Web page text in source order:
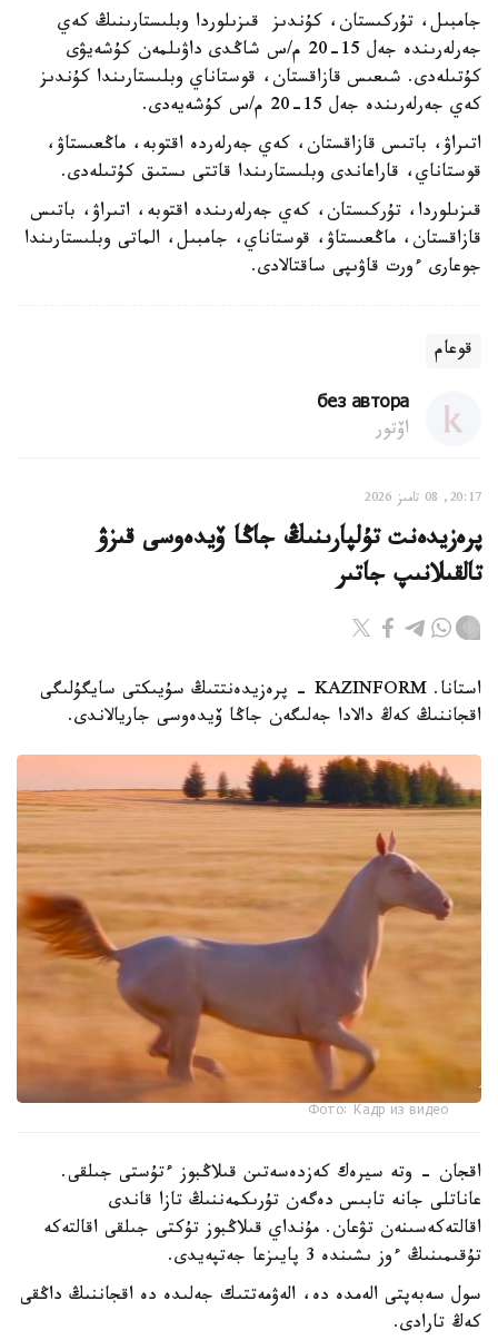
جامبىل، تۇركىستان، كۇندىز قىزىلوردا وبلىستارىنىڭ كەي
جەرلەرىندە جەل 15-20 م/س شاڭدى داۋىلمەن كۇشەيۋى
كۇتىلەدى. شىعىس قازاقستان، قوستاناي وبلىستارىندا كۇندىز
كەي جەرلەرىندە جەل 15-20 م/س كۇشەيەدى.
اتىراۋ، باتىس قازاقستان، كەي جەرلەردە اقتوبە، ماڭعىستاۋ،
قوستاناي، قاراعاندى وبلىستارىندا قاتتى ىستىق كۇتىلەدى.
قىزىلوردا، تۇركىستان، كەي جەرلەرىندە اقتوبە، اتىراۋ، باتىس
قازاقستان، ماڭعىستاۋ، قوستاناي، جامبىل، الماتى وبلىستارىندا
جوعارى ءورت قاۋىپى ساقتالادى.
قوعام
без автора
اۆتور
20:17, 08 تامىز 2026
پرەزيدەنت تۇلپارىنىڭ جاڭا ۆيدەوسى قىزۋ
تالقىلانىپ جاتىر
استانا. KAZINFORM - پرەزيدەنتتىڭ سۇيىكتى سايگۇلىگى
اقجاننىڭ كەڭ دالادا جەلىگەن جاڭا ۆيدەوسى جاريالاندى.
Фото: Кадр из видео
اقجان - وتە سيرەك كەزدەسەتىن قىلاڭبوز ءتۇستى جىلقى.
عاناتلى جانە تابىس دەگەن تۇرىكمەننىڭ تازا قاندى
اقالتەكەسىنەن تۋعان. مۇنداي قىلاڭبوز تۇكتى جىلقى اقالتەكە
تۇقىمىنىڭ ءوز ىشىندە 3 پايىزعا جەتپەيدى.
سول سەبەپتى الەمدە دە، الەۋمەتتىك جەلىدە دە اقجاننىڭ داڭقى
كەڭ تارادى.